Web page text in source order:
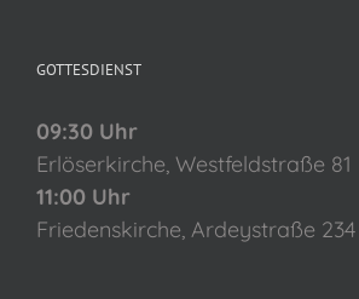
GOTTESDIENST
09:30 Uhr
Erlöserkirche, Westfeldstraße 81
11:00 Uhr
Friedenskirche, Ardeystraße 234